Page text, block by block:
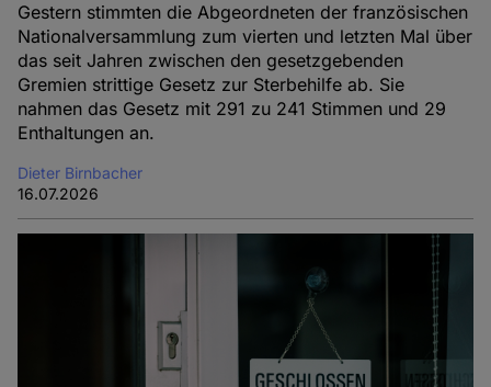
Gestern stimmten die Abgeordneten der französischen
Nationalversammlung zum vierten und letzten Mal über
das seit Jahren zwischen den gesetzgebenden
Gremien strittige Gesetz zur Sterbehilfe ab. Sie
nahmen das Gesetz mit 291 zu 241 Stimmen und 29
Enthaltungen an.
Dieter Birnbacher
16.07.2026